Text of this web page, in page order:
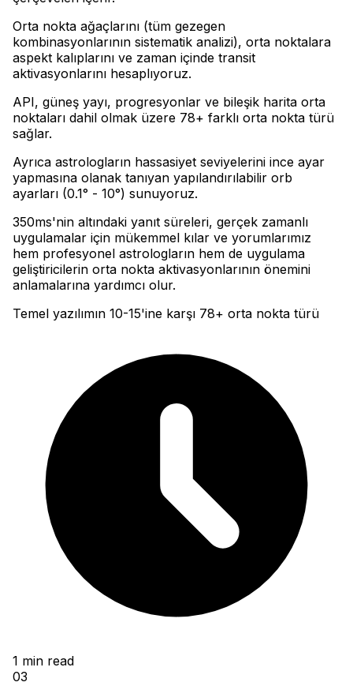
Orta nokta ağaçlarını (tüm gezegen
kombinasyonlarının sistematik analizi), orta noktalara
aspekt kalıplarını ve zaman içinde transit
aktivasyonlarını hesaplıyoruz.
API, güneş yayı, progresyonlar ve bileşik harita orta
noktaları dahil olmak üzere 78+ farklı orta nokta türü
sağlar.
Ayrıca astrologların hassasiyet seviyelerini ince ayar
yapmasına olanak tanıyan yapılandırılabilir orb
ayarları (0.1° - 10°) sunuyoruz.
350ms'nin altındaki yanıt süreleri, gerçek zamanlı
uygulamalar için mükemmel kılar ve yorumlarımız
hem profesyonel astrologların hem de uygulama
geliştiricilerin orta nokta aktivasyonlarının önemini
anlamalarına yardımcı olur.
Temel yazılımın 10-15'ine karşı 78+ orta nokta türü
1 min read
03